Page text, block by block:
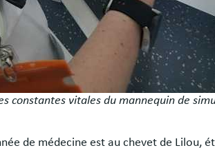
constantes vitales du mannequin de
de médecine est au chevet de Lilou,